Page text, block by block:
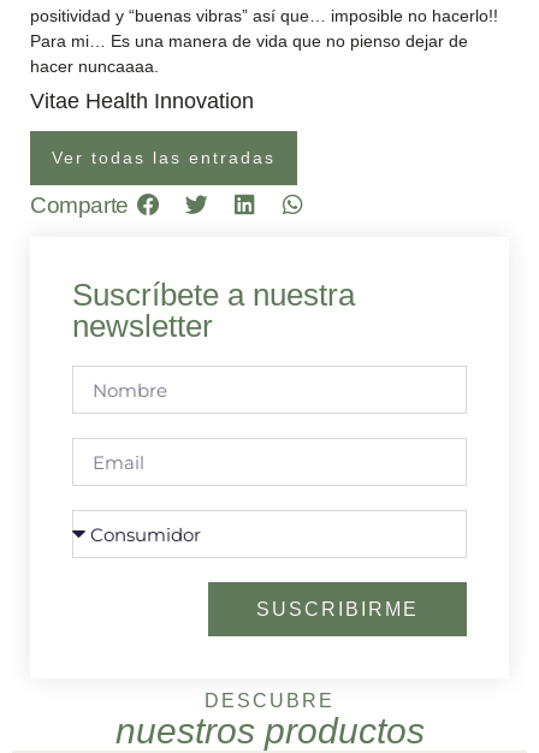
positividad y “buenas vibras” así que… imposible no hacerlo!!
Para mi… Es una manera de vida que no pienso dejar de
hacer nuncaaaa.
Vitae Health Innovation
Ver todas las entradas
Comparte
Suscríbete a nuestra
newsletter
SUSCRIBIRME
DESCUBRE
nuestros productos